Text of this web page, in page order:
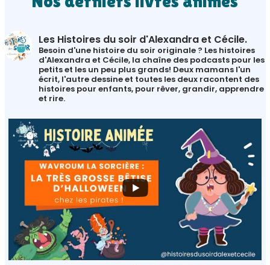
Les Histoires du soir d'Alexandra et Cécile.
Besoin d'une histoire du soir originale ? Les histoires
d'Alexandra et Cécile, la chaîne des podcasts pour les
petits et les un peu plus grands! Deux mamans l'un
écrit, l'autre dessine et toutes les deux racontent des
histoires pour enfants, pour rêver, grandir, apprendre
et rire.